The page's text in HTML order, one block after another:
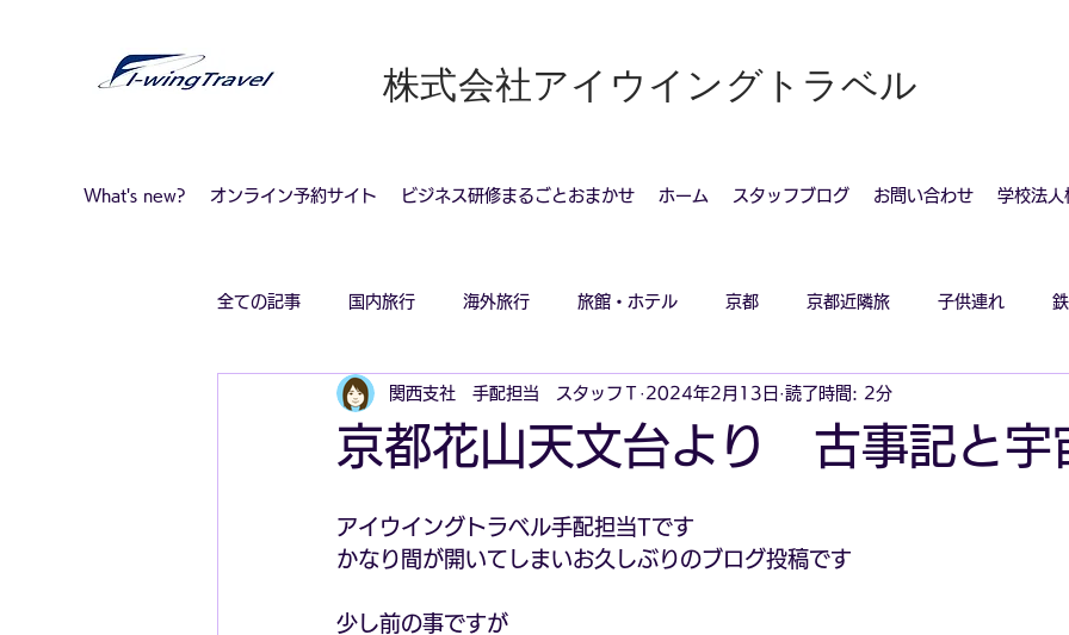
​株式会社アイウイングトラベル
What's new? オンライン予約サイト ビジネス研修まるごとおまかせ ホーム スタッフブログ お問い合わせ 学校法人
全ての記事 国内旅行 海外旅行 旅館・ホテル 京都 京都近隣旅 子供連れ
コロナ感染対策旅行
京都花山天文台より 古事記と
関西支社 手配担当 スタッフＴ 2024年2月13日 読了時間: 2分
アイウイングトラベル手配担当Tです
かなり間が開いてしまいお久しぶりのブログ投稿です
少し前の事ですが